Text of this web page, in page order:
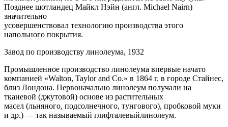
Позднее шотландец Майкл Нэйн (англ. Michael Nairn)
значительно
усовершенствовал технологию производства этого
напольного покрытия.
Завод по производству линолеума, 1932
Промышленное производство линолеума впервые начато
компанией «Walton, Taylor and Co.» в 1864 г. в городе Стайнес,
близ Лондона. Первоначально линолеум получали на
тканевой (джутовой) основе из растительных
масел (льняного, подсолнечного, тунгового), пробковой муки
и др.) — так называемый глифталевыйлинолеум.